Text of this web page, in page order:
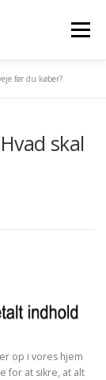
Menu
før du køber?
skal
op i vores hjem
for at sikre, at alt